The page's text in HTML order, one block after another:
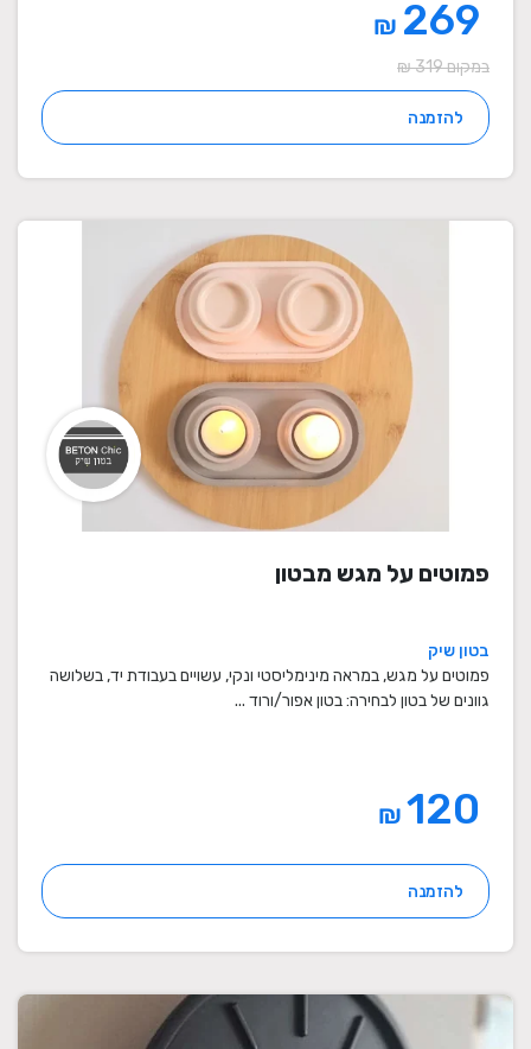
₪
במקום 319 ₪
להזמנה
פמוטים על מגש מבטון
בטון שיק
פמוטים על מגש, במראה מינימליסטי ונקי, עשויים בעבודת יד, בשלושה
גוונים של בטון לבחירה: בטון אפור/ורוד ...
₪
להזמנה